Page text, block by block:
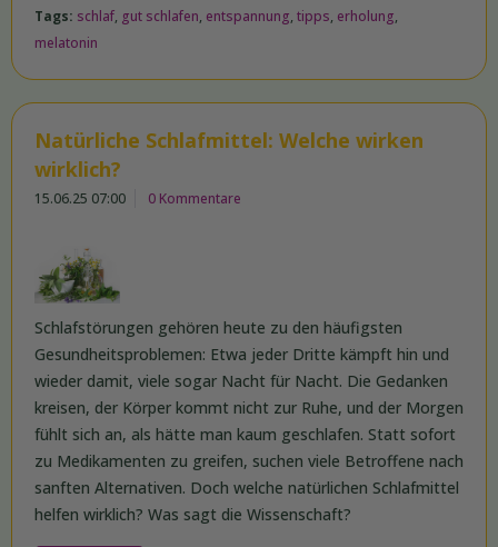
Tags: schlaf, gut schlafen, entspannung, tipps, erholung,
melatonin
Natürliche Schlafmittel: Welche wirken
wirklich?
15.06.25 07:00 0 Kommentare
Schlafstörungen gehören heute zu den häufigsten
Gesundheitsproblemen: Etwa jeder Dritte kämpft hin und
wieder damit, viele sogar Nacht für Nacht. Die Gedanken
kreisen, der Körper kommt nicht zur Ruhe, und der Morgen
fühlt sich an, als hätte man kaum geschlafen. Statt sofort
zu Medikamenten zu greifen, suchen viele Betroffene nach
sanften Alternativen. Doch welche natürlichen Schlafmittel
helfen wirklich? Was sagt die Wissenschaft?